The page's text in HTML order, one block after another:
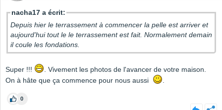
nacha17 a écrit:
Depuis hier le terrassement à commencer la pelle est arriver et
aujourd'hui tout le le terrassement est fait. Normalement demain
il coule les fondations.
Super !!!
. Vivement les photos de l'avancer de votre maison.
On à hâte que ça commence pour nous aussi
.
0